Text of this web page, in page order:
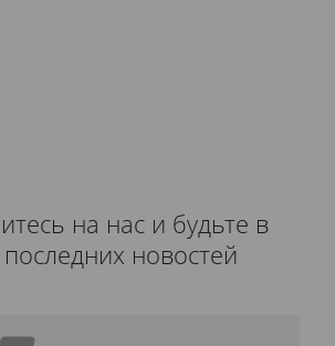
на нас и будьте в
последних новостей